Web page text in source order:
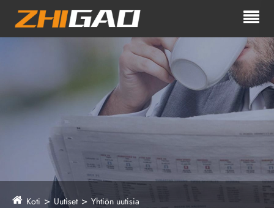
Koti Uutiset Yhtiön uutisia